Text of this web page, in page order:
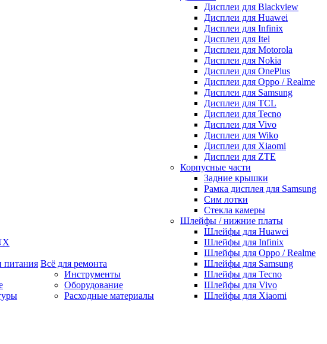
питания Всё для ремонта
Инструменты
Оборудование
Расходные материалы
Дисплеи для Blackview
Дисплеи для Huawei
Дисплеи для Infinix
Дисплеи для Itel
Дисплеи для Motorola
Дисплеи для Nokia
Дисплеи для OnePlus
Дисплеи для Oppo / Realme
Дисплеи для Samsung
Дисплеи для TCL
Дисплеи для Tecno
Дисплеи для Vivo
Дисплеи для Wiko
Дисплеи для Xiaomi
Дисплеи для ZTE
Корпусные части
Задние крышки
Рамка дисплея для Samsung
Сим лотки
Стекла камеры
Шлейфы / нижние платы
Шлейфы для Huawei
Шлейфы для Infinix
Шлейфы для Oppo / Realme
Шлейфы для Samsung
Шлейфы для Tecno
Шлейфы для Vivo
Шлейфы для Xiaomi